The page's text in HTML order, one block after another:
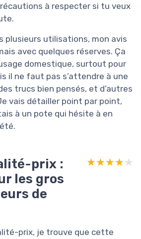
à respecter si tu veux
plusieurs utilisations, mon avis
avec quelques réserves. Ça
domestique, surtout pour
il ne faut pas s’attendre à une
trucs bien pensés, et d’autres
vais détailler point par point,
à un pote qui hésite à en
prix :
les gros
de
★★★★★
★★★★★
prix, je trouve que cette